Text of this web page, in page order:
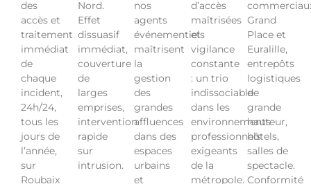
des
accès et
traitement
immédiat
de
chaque
incident,
24h/24,
tous les
jours de
l’année,
sur
Roubaix
Nord.
Effet
dissuasif
immédiat,
couverture
de
larges
emprises,
intervention
rapide
sur
intrusion.
nos
agents
événementiels
maîtrisent
la
gestion
des
grandes
affluences
dans des
espaces
urbains
et
d’accès
maîtrisées
et
vigilance
constante
: un trio
indissociable
dans les
environnements
professionnels
exigeants
de la
métropole.
Grand
Place et
Euralille,
entrepôts
logistiques
de
grande
hauteur,
hôtels,
salles de
spectacle.
Conformité